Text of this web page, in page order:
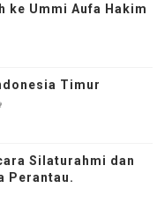
ke Ummi Aufa Hakim
Timur
Silaturahmi dan
Perantau.